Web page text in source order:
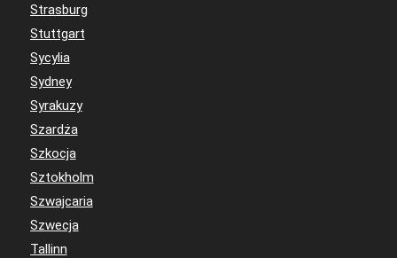
Strasburg
Stuttgart
Sycylia
Sydney
Syrakuzy
Szardża
Szkocja
Sztokholm
Szwajcaria
Szwecja
Tallinn